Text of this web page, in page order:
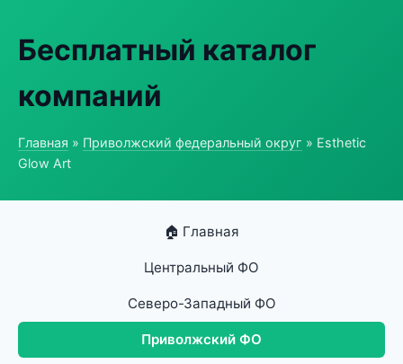
Бесплатный каталог
компаний
Главная » Приволжский федеральный округ » Esthetic
Glow Art
🏠 Главная
Центральный ФО
Северо-Западный ФО
Приволжский ФО